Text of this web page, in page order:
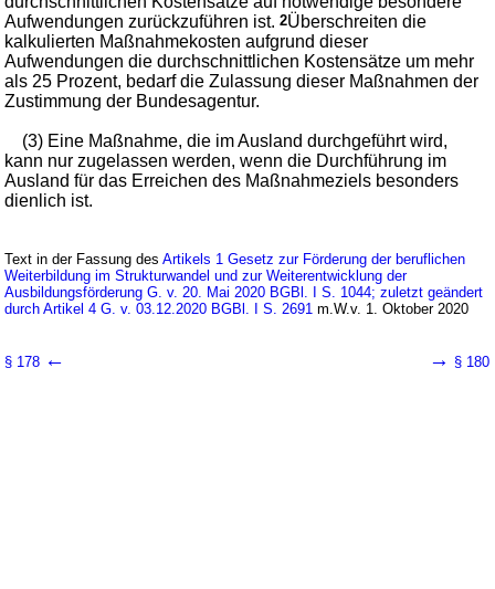
Aufwendungen zurückzuführen ist.2Überschreiten die
kalkulierten Maßnahmekosten aufgrund dieser
Aufwendungen die durchschnittlichen Kostensätze um mehr
als 25 Prozent, bedarf die Zulassung dieser Maßnahmen der
Zustimmung der Bundesagentur.
(3) Eine Maßnahme, die im Ausland durchgeführt wird,
kann nur zugelassen werden, wenn die Durchführung im
Ausland für das Erreichen des Maßnahmeziels besonders
dienlich ist.
Text in der Fassung desArtikels 1 Gesetz zur Förderung der beruflichen
Weiterbildung im Strukturwandel und zur Weiterentwicklung der
Ausbildungsförderung G. v. 20. Mai 2020 BGBl. I S. 1044; zuletzt geändert
durch Artikel 4 G. v. 03.12.2020 BGBl. I S. 2691 m.W.v. 1. Oktober 2020
§ 178 ← → § 180